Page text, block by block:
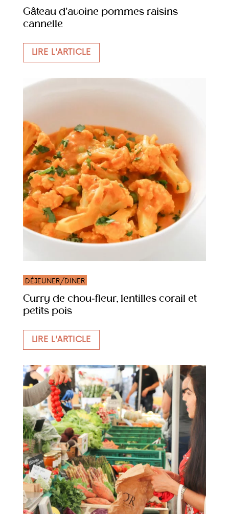
Gâteau d’avoine pommes raisins
cannelle
LIRE L'ARTICLE
DÉJEUNER/DINER
Curry de chou-fleur, lentilles corail et
petits pois
LIRE L'ARTICLE